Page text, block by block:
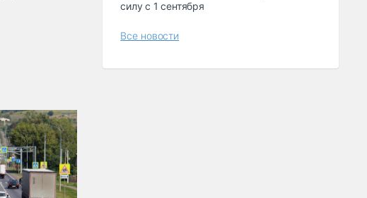
силу с 1 сентября
Все новости